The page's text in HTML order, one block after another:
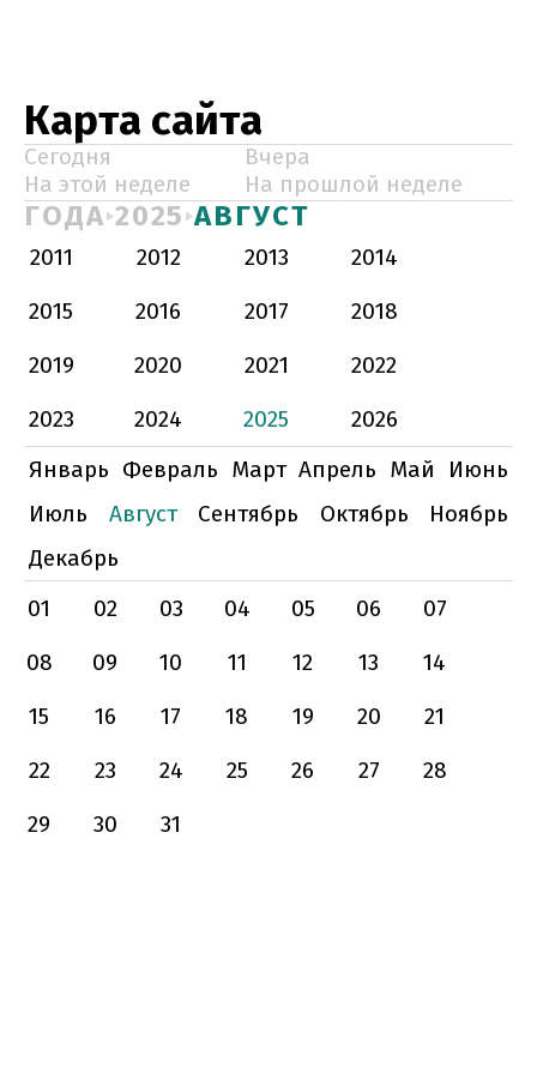
Карта сайта
Сегодня
Вчера
На этой неделе
На прошлой неделе
ГОДА 2025 АВГУСТ
2011 2012 2013
2014
2015
2016 2017
2018
2019
2020 2021
2022
2023
2024 2025
2026
Январь Февраль Март Апрель Май
Июнь
Июль
Август Сентябрь Октябрь
Ноябрь
Декабрь
01
02 03 04 05 06
07
08
09 10 11 12 13
14
15
16 17 18 19 20
21
22
23 24 25 26 27
28
29
30 31